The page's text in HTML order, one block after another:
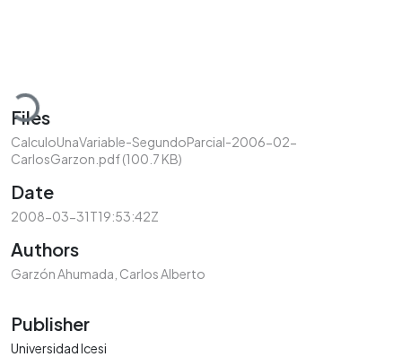
Files
CalculoUnaVariable-SegundoParcial-2006-02-
CarlosGarzon.pdf(100.7 KB)
Date
2008-03-31T19:53:42Z
Authors
Garzón Ahumada, Carlos Alberto
Publisher
Universidad Icesi